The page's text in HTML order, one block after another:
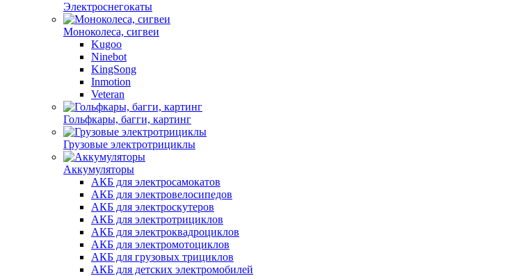
Электроснегокаты
Моноколеса, сигвеи
Kugoo
Ninebot
KingSong
Inmotion
Veteran
Гольфкары, багги, картинг
Грузовые электротрициклы
Аккумуляторы
АКБ для электросамокатов
АКБ для электровелосипедов
АКБ для электроскутеров
АКБ для электротрициклов
АКБ для электроквадроциклов
АКБ для электромотоциклов
АКБ для грузовых трициклов
АКБ для детских электромобилей